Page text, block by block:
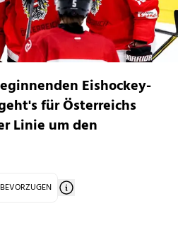
Eishockey-
für Österreichs
Linie um den